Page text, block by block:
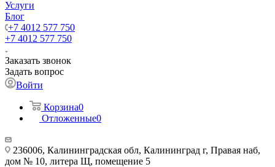
Услуги
Блог
+7 4012 577 750
+7 4012 577 750
Заказать звонок
Задать вопрос
Войти
Корзина0
Отложенные0
236006, Калининградская обл, Калининград г, Правая наб,
дом № 10, литера Щ, помещение 5